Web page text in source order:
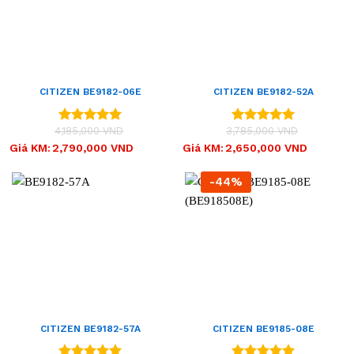
CITIZEN BE9182-06E
Được xếp
hạng5.00
4,185,000VND
Giá
gốc
2,790,000 VND
Giá
hiện
2,790,000 VND.
Giá KM:
CITIZEN BE9182-52A
Được xếp
hạng5.00
3,785,000VND
Giá
gốc
2,650,000 VND
Giá
hiện
2,650,000 VND.
Giá KM:
-44%
CITIZEN BE9182-57A
CITIZEN BE9185-08E